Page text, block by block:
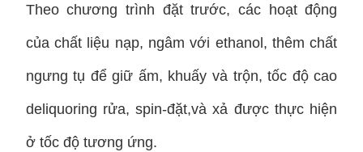
Theo chương trình đặt trước, các hoạt động
của chất liệu nạp, ngâm với ethanol, thêm chất
ngưng tụ để giữ ấm, khuấy và trộn, tốc độ cao
deliquoring rửa, spin-đặt,và xả được thực hiện
ở tốc độ tương ứng.